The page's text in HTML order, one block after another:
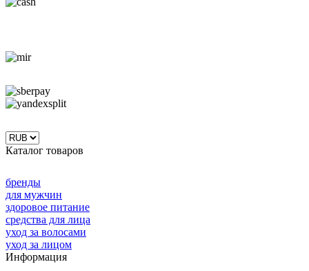
Каталог товаров
бренды
для мужчин
здоровое питание
средства для лица
уход за волосами
уход за лицом
Информация